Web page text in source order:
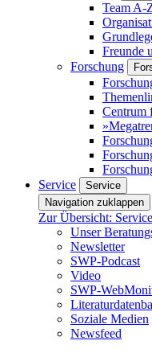
Team A-
Freunde
Forschung
Centrum
Service
Service
Navigation zuklappen
Zur Übersicht: Service
Unser
Newsletter
SWP-Podcast
Video
SWP-
Soziale Medien
Newsfeed